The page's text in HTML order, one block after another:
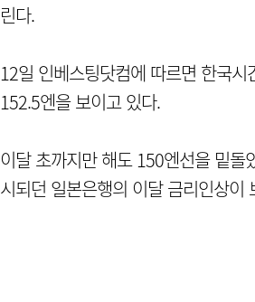
린다.
12일 인베스팅닷컴에 따르면 한국
152.5엔을 보이고 있다.
이달 초까지만 해도 150엔선을 밑
시되던 일본은행의 이달 금리인상